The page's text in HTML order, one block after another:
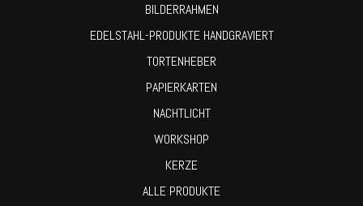
BILDERRAHMEN
EDELSTAHL-PRODUKTE HANDGRAVIERT
TORTENHEBER
PAPIERKARTEN
NACHTLICHT
WORKSHOP
KERZE
ALLE PRODUKTE